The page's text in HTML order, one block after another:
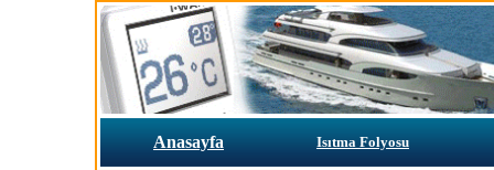
Anasayfa Isıtma Folyosu